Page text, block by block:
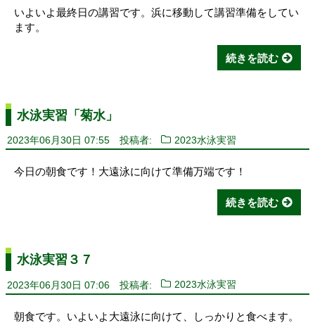
いよいよ最終日の講習です。浜に移動して講習準備をしてい
ます。
続きを読む
水泳実習「菊水」
2023年06月30日 07:55 投稿者: 2023水泳実習
今日の朝食です！大遠泳に向けて準備万端です！
続きを読む
水泳実習３７
2023年06月30日 07:06 投稿者: 2023水泳実習
朝食です。いよいよ大遠泳に向けて、しっかりと食べます。